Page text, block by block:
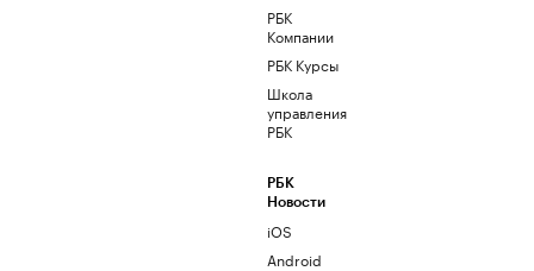
РБК
Компании
РБК Курсы
Школа
управления
РБК
РБК
Новости
iOS
Android